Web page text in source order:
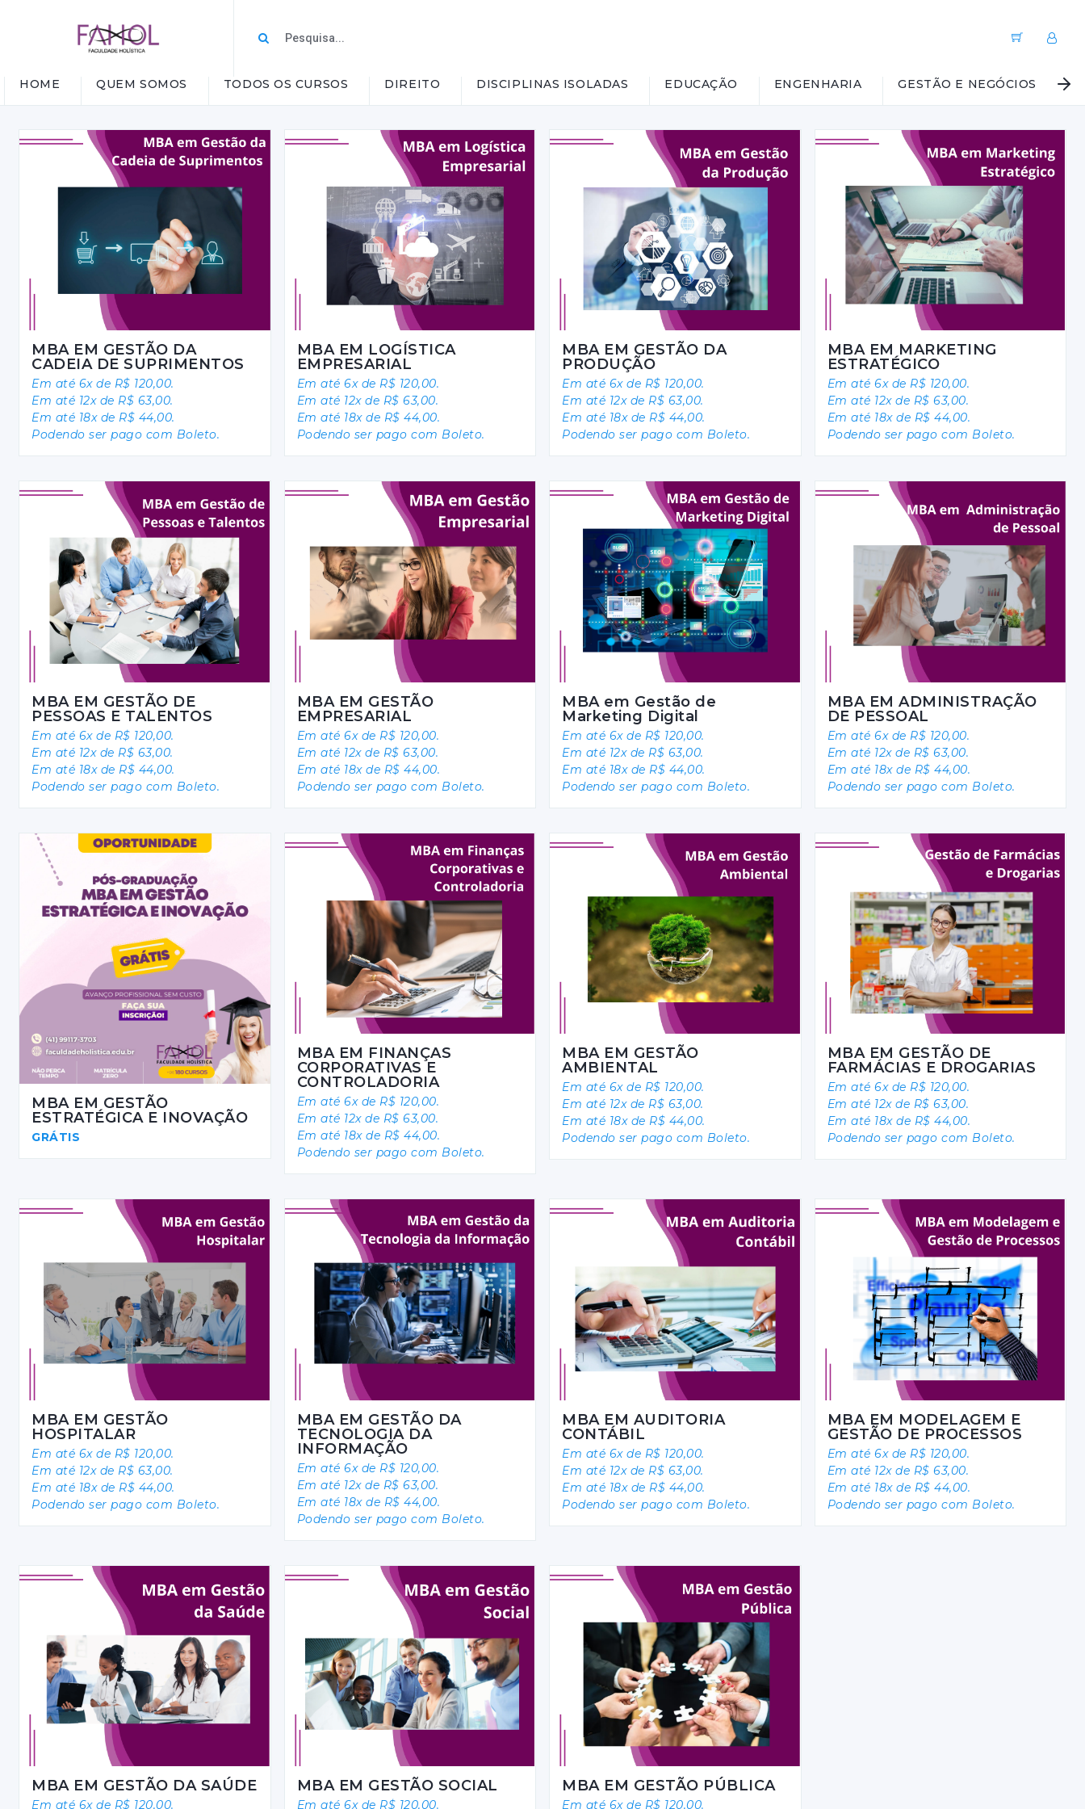
HOME QUEM SOMOS TODOS OS CURSOS DIREITO DISCIPLINAS ISOLADAS EDUCAÇÃO ENGENHARIA GESTÃO E NEGÓCIOS
MBA EM GESTÃO DA
CADEIA DE SUPRIMENTOS
Em até 6x de R$ 120,00.
Em até 12x de R$ 63,00.
Em até 18x de R$ 44,00.
Podendo ser pago com Boleto.
MBA EM LOGÍSTICA
EMPRESARIAL
Em até 6x de R$ 120,00.
Em até 12x de R$ 63,00.
Em até 18x de R$ 44,00.
Podendo ser pago com Boleto.
MBA EM GESTÃO DA
PRODUÇÃO
Em até 6x de R$ 120,00.
Em até 12x de R$ 63,00.
Em até 18x de R$ 44,00.
Podendo ser pago com Boleto.
MBA EM MARKETING
ESTRATÉGICO
Em até 6x de R$ 120,00.
Em até 12x de R$ 63,00.
Em até 18x de R$ 44,00.
Podendo ser pago com Boleto.
MBA EM GESTÃO DE
PESSOAS E TALENTOS
Em até 6x de R$ 120,00.
Em até 12x de R$ 63,00.
Em até 18x de R$ 44,00.
Podendo ser pago com Boleto.
MBA EM GESTÃO
EMPRESARIAL
Em até 6x de R$ 120,00.
Em até 12x de R$ 63,00.
Em até 18x de R$ 44,00.
Podendo ser pago com Boleto.
MBA em Gestão de
Marketing Digital
Em até 6x de R$ 120,00.
Em até 12x de R$ 63,00.
Em até 18x de R$ 44,00.
Podendo ser pago com Boleto.
MBA EM ADMINISTRAÇÃO
DE PESSOAL
Em até 6x de R$ 120,00.
Em até 12x de R$ 63,00.
Em até 18x de R$ 44,00.
Podendo ser pago com Boleto.
MBA EM GESTÃO
ESTRATÉGICA E INOVAÇÃO
GRÁTIS
MBA EM FINANÇAS
CORPORATIVAS E
CONTROLADORIA
Em até 6x de R$ 120,00.
Em até 12x de R$ 63,00.
Em até 18x de R$ 44,00.
Podendo ser pago com Boleto.
MBA EM GESTÃO
AMBIENTAL
Em até 6x de R$ 120,00.
Em até 12x de R$ 63,00.
Em até 18x de R$ 44,00.
Podendo ser pago com Boleto.
MBA EM GESTÃO DE
FARMÁCIAS E DROGARIAS
Em até 6x de R$ 120,00.
Em até 12x de R$ 63,00.
Em até 18x de R$ 44,00.
Podendo ser pago com Boleto.
MBA EM GESTÃO
HOSPITALAR
Em até 6x de R$ 120,00.
Em até 12x de R$ 63,00.
Em até 18x de R$ 44,00.
Podendo ser pago com Boleto.
MBA EM GESTÃO DA
TECNOLOGIA DA
INFORMAÇÃO
Em até 6x de R$ 120,00.
Em até 12x de R$ 63,00.
Em até 18x de R$ 44,00.
Podendo ser pago com Boleto.
MBA EM AUDITORIA
CONTÁBIL
Em até 6x de R$ 120,00.
Em até 12x de R$ 63,00.
Em até 18x de R$ 44,00.
Podendo ser pago com Boleto.
MBA EM MODELAGEM E
GESTÃO DE PROCESSOS
Em até 6x de R$ 120,00.
Em até 12x de R$ 63,00.
Em até 18x de R$ 44,00.
Podendo ser pago com Boleto.
MBA EM GESTÃO DA SAÚDE
Em até 6x de R$ 120,00.
MBA EM GESTÃO SOCIAL
Em até 6x de R$ 120,00.
MBA EM GESTÃO PÚBLICA
Em até 6x de R$ 120,00.